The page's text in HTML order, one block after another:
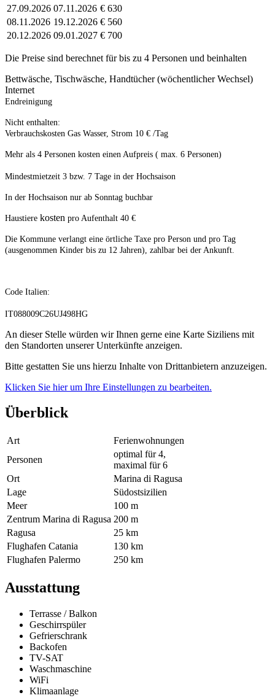
27.09.2026 07.11.2026 € 630
08.11.2026 19.12.2026 € 560
20.12.2026 09.01.2027 € 700
Die Preise sind berechnet für bis zu 4 Personen und beinhalten
Bettwäsche, Tischwäsche, Handtücher (wöchentlicher Wechsel)
Internet
Endreinigung
Nicht enthalten:
Verbrauchskosten Gas Wasser, Strom 10 € /Tag
Mehr als 4 Personen kosten einen Aufpreis ( max. 6 Personen)
Mindestmietzeit 3 bzw. 7 Tage in der Hochsaison
In der Hochsaison nur ab Sonntag buchbar
Haustiere kosten pro Aufenthalt 40 €
Die Kommune verlangt eine örtliche Taxe pro Person und pro Tag
(ausgenommen Kinder bis zu 12 Jahren), zahlbar bei der Ankunft.
Code Italien:
IT088009C26UJ498HG
An dieser Stelle würden wir Ihnen gerne eine Karte Siziliens mit
den Standorten unserer Unterkünfte anzeigen.
Bitte gestatten Sie uns hierzu Inhalte von Drittanbietern anzuzeigen.
Klicken Sie hier um Ihre Einstellungen zu bearbeiten.
Überblick
Art
Ferienwohnungen
Personen
optimal für 4,
maximal für 6
Ort
Marina di Ragusa
Lage
Südostsizilien
Meer
100 m
Zentrum Marina di Ragusa 200 m
Ragusa
25 km
Flughafen Catania
130 km
Flughafen Palermo
250 km
Ausstattung
Terrasse / Balkon
Geschirrspüler
Gefrierschrank
Backofen
TV-SAT
Waschmaschine
WiFi
Klimaanlage